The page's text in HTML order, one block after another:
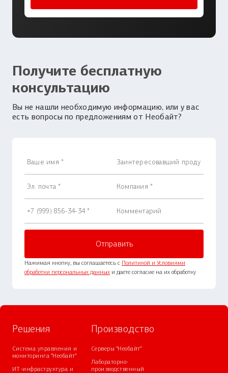
Получите бесплатную
консультацию
Вы не нашли необходимую информацию, или у вас
есть вопросы по предложениям от Необайт?
Нажимая кнопку, вы соглашаетесь с Политикой и Условиями
обработки персональных данных и даете согласие на их обработку
Решения
Система управления и
мониторинга "Необайт"
ИТ-инфраструктура и
Производство
Серверы "Необайт"
Лабораторно-
производственный